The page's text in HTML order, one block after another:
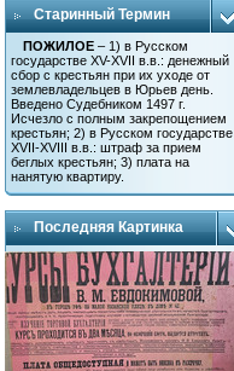
Старинный Термин
ПОЖИЛОЕ – 1) в Русском
государстве XV-XVII в.в.: денежный
сбор с крестьян при их уходе от
землевладельцев в Юрьев день.
Введено Судебником 1497 г.
Исчезло с полным закрепощением
крестьян; 2) в Русском государстве
XVII-XVIII в.в.: штраф за прием
беглых крестьян; 3) плата на
нанятую квартиру.
Последняя Картинка